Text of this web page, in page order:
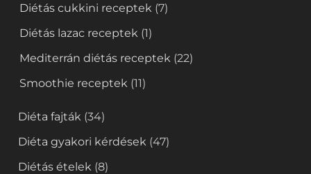
Diétás cukkini receptek (7)
Diétás lazac receptek (1)
Mediterrán diétás receptek (22)
Smoothie receptek (11)
Diéta fajták (34)
Diéta gyakori kérdések (47)
Diétás ételek (8)